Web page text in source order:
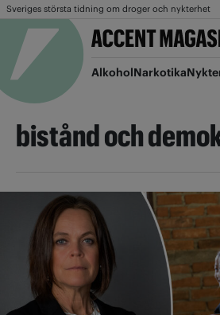
Sveriges största tidning om droger och nykterhet
AlkoholNarkotika
bistånd och